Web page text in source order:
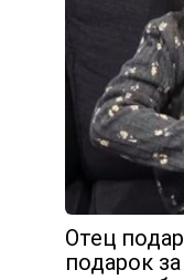
Отец
подарок